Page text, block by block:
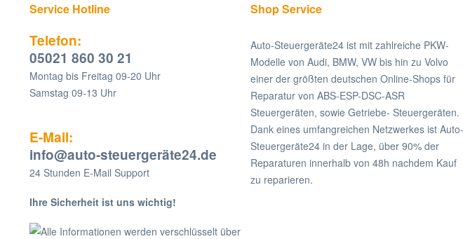
Service Hotline
Telefon:
05021 860 30 21
Montag bis Freitag 09-20 Uhr
Samstag 09-13 Uhr
E-Mail:
info@auto-steuergeräte24.de
24 Stunden E-Mail Support
Ihre Sicherheit ist uns wichtig!
Alle Informationen werden verschlüsselt über
Shop Service
Auto-Steuergeräte24 ist mit zahlreiche PKW-
Modelle von Audi, BMW, VW bis hin zu Volvo
einer der größten deutschen Online-Shops für
Reparatur von ABS-ESP-DSC-ASR
Steuergeräten, sowie Getriebe- Steuergeräten.
Dank eines umfangreichen Netzwerkes ist Auto-
Steuergeräte24 in der Lage, über 90% der
Reparaturen innerhalb von 48h nachdem Kauf
zu reparieren.